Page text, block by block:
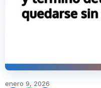
enero 9, 2026